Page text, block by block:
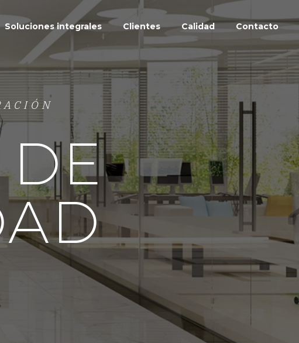
Soluciones integrales Clientes Calidad Contacto